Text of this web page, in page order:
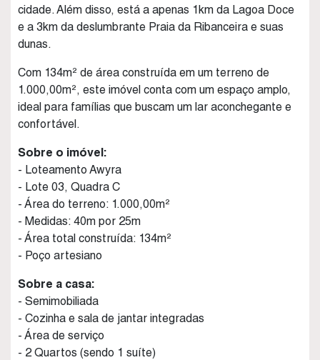
cidade. Além disso, está a apenas 1km da Lagoa Doce
e a 3km da deslumbrante Praia da Ribanceira e suas
dunas.
Com 134m² de área construída em um terreno de
1.000,00m², este imóvel conta com um espaço amplo,
ideal para famílias que buscam um lar aconchegante e
confortável.
Sobre o imóvel:
- Loteamento Awyra
- Lote 03, Quadra C
- Área do terreno: 1.000,00m²
- Medidas: 40m por 25m
- Área total construída: 134m²
- Poço artesiano
Sobre a casa:
- Semimobiliada
- Cozinha e sala de jantar integradas
- Área de serviço
- 2 Quartos (sendo 1 suíte)